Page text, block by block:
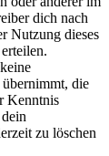
dich nach
Nutzung dieses
die
Kenntnis
zu löschen